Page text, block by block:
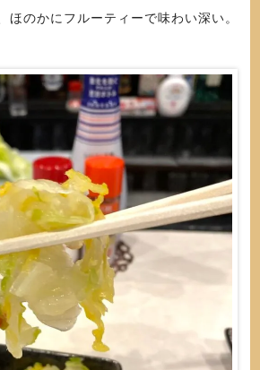
ほのかにフルーティーで味わい深い。